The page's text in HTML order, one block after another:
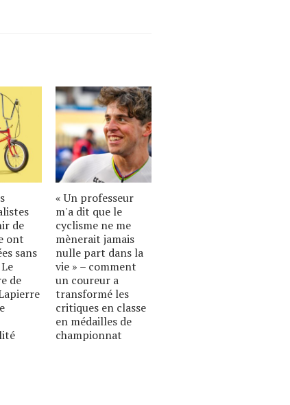
de
ont
sans
de
« Un professeur
m'a dit que le
cyclisme ne me
mènerait jamais
nulle part dans la
vie » – comment
un coureur a
transformé les
critiques en classe
en médailles de
championnat